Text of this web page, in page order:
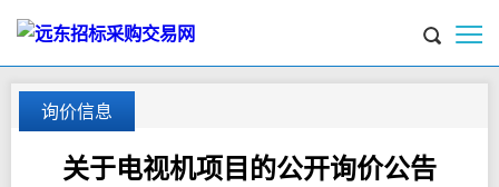
询价信息
关于电视机项目的公开询价公告